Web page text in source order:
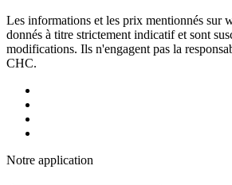
Les informations et les prix mentionnés sur
donnés à titre strictement indicatif et sont
modifications. Ils n'engagent pas la
CHC.
Notre application